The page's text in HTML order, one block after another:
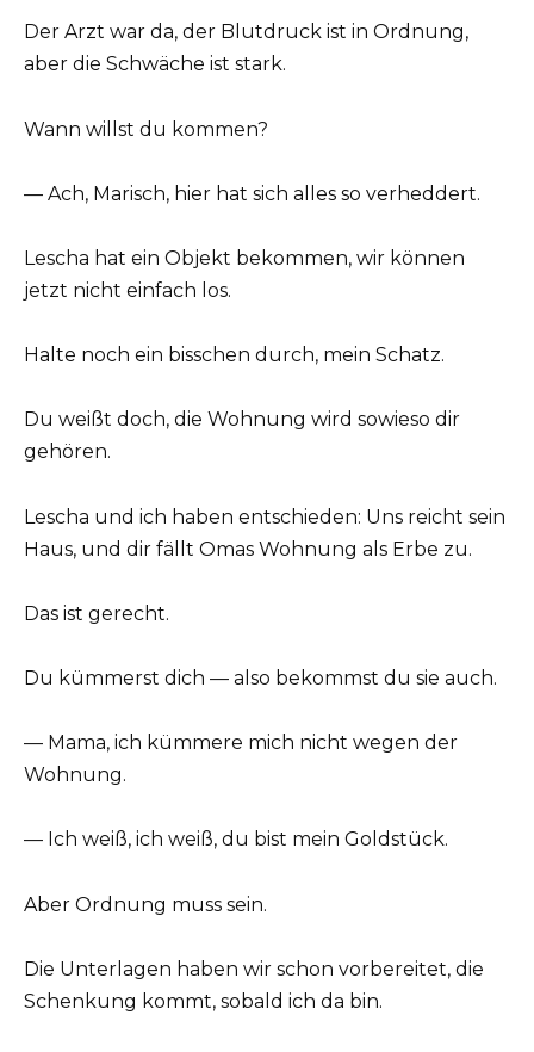
Der Arzt war da, der Blutdruck ist in Ordnung,
aber die Schwäche ist stark.
Wann willst du kommen?
— Ach, Marisch, hier hat sich alles so verheddert.
Lescha hat ein Objekt bekommen, wir können
jetzt nicht einfach los.
Halte noch ein bisschen durch, mein Schatz.
Du weißt doch, die Wohnung wird sowieso dir
gehören.
Lescha und ich haben entschieden: Uns reicht sein
Haus, und dir fällt Omas Wohnung als Erbe zu.
Das ist gerecht.
Du kümmerst dich — also bekommst du sie auch.
— Mama, ich kümmere mich nicht wegen der
Wohnung.
— Ich weiß, ich weiß, du bist mein Goldstück.
Aber Ordnung muss sein.
Die Unterlagen haben wir schon vorbereitet, die
Schenkung kommt, sobald ich da bin.